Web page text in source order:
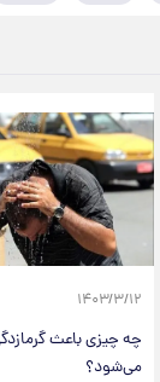
۱۴۰۳/۳/۱۲
چه چیزی باعث
می‌شود؟